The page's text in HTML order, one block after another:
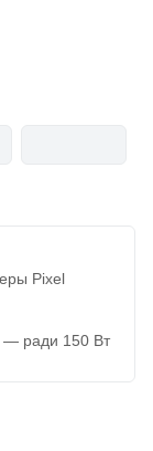
Pixel
— ради 150 Вт